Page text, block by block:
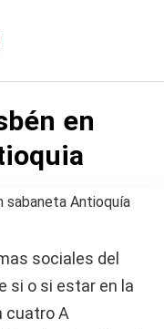
en
sociales del
si o si estar en la
cuatro A